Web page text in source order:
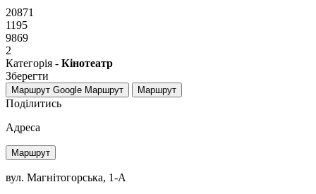
20871
1195
9869
2
Категорія - Кінотеатр
Зберегти
Маршрут Google Маршрут Маршрут
Поділитись
Адреса
Маршрут
вул. Магнітогорська, 1-A